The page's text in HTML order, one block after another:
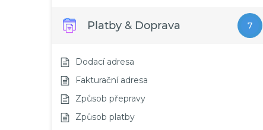
Platby & Doprava 7
Dodací adresa
Fakturační adresa
Způsob přepravy
Způsob platby